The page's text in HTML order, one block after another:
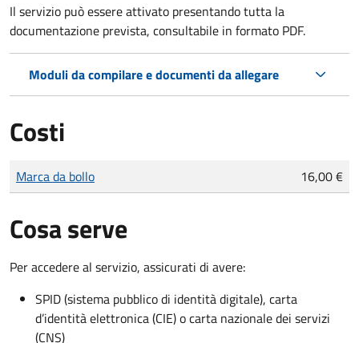
Il servizio può essere attivato presentando tutta la
documentazione prevista, consultabile in formato PDF.
Moduli da compilare e documenti da allegare
Costi
Tipo di pagamento
Importo
Marca da bollo 16,00 €
Cosa serve
Per accedere al servizio, assicurati di avere:
SPID (sistema pubblico di identità digitale), carta
d’identità elettronica (CIE) o carta nazionale dei servizi
(CNS)